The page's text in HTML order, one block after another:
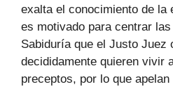
exalta el conocimiento de la
es motivado para centrar
Sabiduría que el Justo Juez
decididamente quieren vivir
preceptos, por lo que